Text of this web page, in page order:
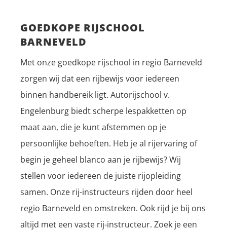
GOEDKOPE RIJSCHOOL
BARNEVELD
Met onze goedkope rijschool in regio Barneveld
zorgen wij dat een rijbewijs voor iedereen
binnen handbereik ligt. Autorijschool v.
Engelenburg biedt scherpe lespakketten op
maat aan, die je kunt afstemmen op je
persoonlijke behoeften. Heb je al rijervaring of
begin je geheel blanco aan je rijbewijs? Wij
stellen voor iedereen de juiste rijopleiding
samen. Onze rij-instructeurs rijden door heel
regio Barneveld en omstreken. Ook rijd je bij ons
altijd met een vaste rij-instructeur. Zoek je een